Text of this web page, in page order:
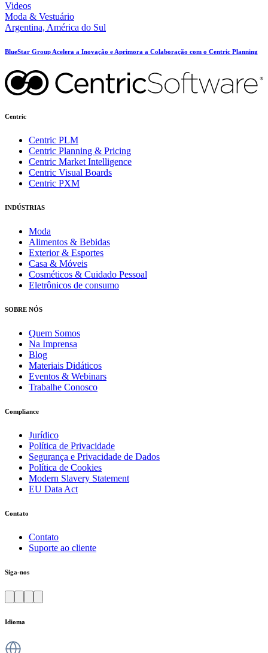
Videos
Moda & Vestuário
Argentina, América do Sul
BlueStar Group Acelera a Inovação e Aprimora a Colaboração com o Centric Planning
Centric
Centric PLM
Centric Planning & Pricing
Centric Market Intelligence
Centric Visual Boards
Centric PXM
INDÚSTRIAS
Moda
Alimentos & Bebidas
Exterior & Esportes
Casa & Móveis
Cosméticos & Cuidado Pessoal
Eletrônicos de consumo
SOBRE NÓS
Quem Somos
Na Imprensa
Blog
Materiais Didáticos
Eventos & Webinars
Trabalhe Conosco
Compliance
Jurídico
Política de Privacidade
Segurança e Privacidade de Dados
Política de Cookies
Modern Slavery Statement
EU Data Act
Contato
Contato
Suporte ao cliente
Siga-nos
Idioma